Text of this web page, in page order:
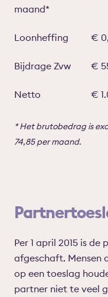
maand*
Loonheffing €
Bijdrage Zvw €
Netto €
* Het brutobedrag is
74,85 per maand.
Per 1 april 2015 is
afgeschaft. Mensen
op een toeslag
partner niet te veel